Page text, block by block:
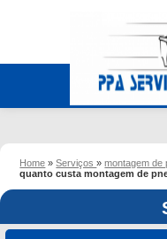
Home »Serviços»montagem
quanto custa montagem de